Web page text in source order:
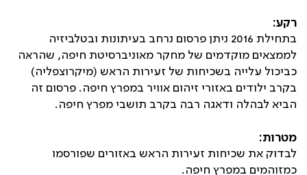
רקע:
בתחילת 2016 ניתן פרסום נרחב בעיתונות ובטלביזיה
לממצאים מוקדמים של מחקר מאוניברסיטת חיפה, שהראה
כביכול עלייה בשכיחות של זעירות הראש (מיקרוצפליה)
בקרב ילודים באזורי זיהום אוויר במפרץ חיפה. פרסום זה
הביא לבהלה ודאגה רבה בקרב תושבי מפרץ חיפה.
מטרות:
לבדוק את שכיחות זעירות הראש באזורים שפורסמו
כמזוהמים במפרץ חיפה.